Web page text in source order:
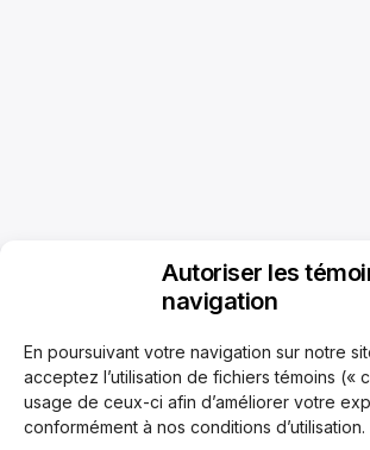
Autoriser les
navigation
En poursuivant votre navigation sur notre
acceptez l’utilisation de fichiers témoins («
usage de ceux-ci afin d’améliorer votre
conformément à nos conditions d’utilisation.